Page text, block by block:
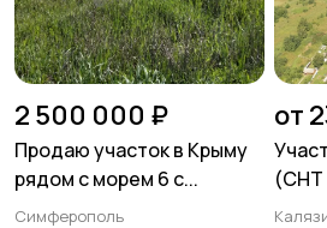
2 500 000 ₽
Продаю участок в Крыму
рядом с морем 6 с...
Симферополь
от
(СНТ